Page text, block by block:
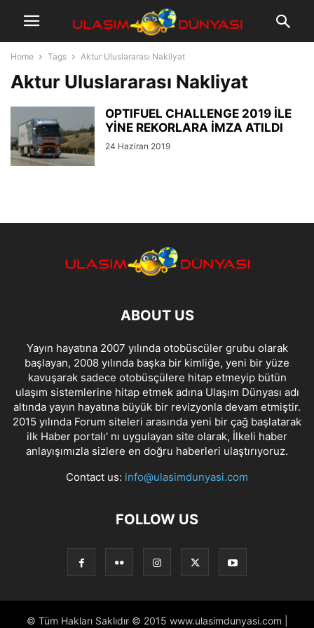
Home Tags Aktur Uluslararası Nakliyat
Aktur Uluslararası Nakliyat
OPTIFUEL CHALLENGE 2019 İLE
YİNE REKORLARA İMZA ATILDI
24 Haziran 2019
ABOUT US
Yayın hayatına 2007 yılında otobüscüler grubu olarak
başlayan, 2008 yılında başka bir kimliğe, yeni bir yüze
kavuşarak sadece otobüsçülere hitap etmeyip bütün
ulaşım sistemlerine hitap etmek adına Ulaşım Dünyası adı
altında yayın hayatına büyük bir revizyonla devam etmiştir.
2015 yılında Forum siteleri arasında yeni bir çağ başlatarak
ilk Haber portalı' nı uygulayan site olarak, İlkeli haber
anlayışımızla sizlere en doğru haberleri ulaştırıyoruz.
Contact us: info@ulasimdunyasi.com
FOLLOW US
© Tüm Hakları Saklıdır © 2015 www.ulasimdunyasi.com |